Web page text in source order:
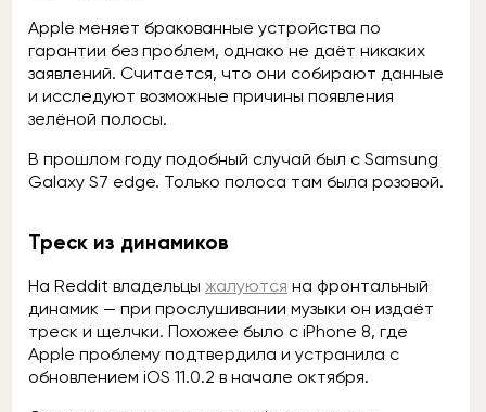
Apple меняет бракованные устройства по
гарантии без проблем, однако не даёт никаких
заявлений. Считается, что они собирают данные
и исследуют возможные причины появления
зелёной полосы.
В прошлом году подобный случай был с Samsung
Galaxy S7 edge. Только полоса там была розовой.
Треск из динамиков
На Reddit владельцы жалуются на фронтальный
динамик — при прослушивании музыки он издаёт
треск и щелчки. Похожее было с iPhone 8, где
Apple проблему подтвердила и устранила с
обновлением iOS 11.0.2 в начале октября.